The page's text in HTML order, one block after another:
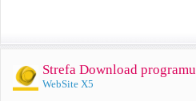
Strefa Download programu
WebSite X5